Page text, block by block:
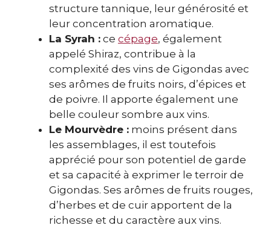
structure tannique, leur générosité et
leur concentration aromatique.
La Syrah : ce cépage, également
appelé Shiraz, contribue à la
complexité des vins de Gigondas avec
ses arômes de fruits noirs, d’épices et
de poivre. Il apporte également une
belle couleur sombre aux vins.
Le Mourvèdre : moins présent dans
les assemblages, il est toutefois
apprécié pour son potentiel de garde
et sa capacité à exprimer le terroir de
Gigondas. Ses arômes de fruits rouges,
d’herbes et de cuir apportent de la
richesse et du caractère aux vins.